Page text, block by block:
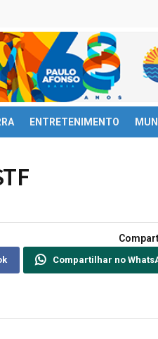
ENTRETENIMENTO
Compartilhar no